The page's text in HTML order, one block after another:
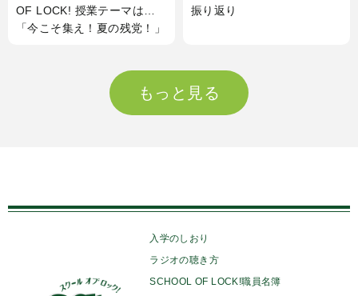
OF LOCK! 授業テーマは…
「今こそ集え！夏の残党！」
振り返り
もっと見る
入学のしおり
ラジオの聴き方
SCHOOL OF LOCK!職員名簿